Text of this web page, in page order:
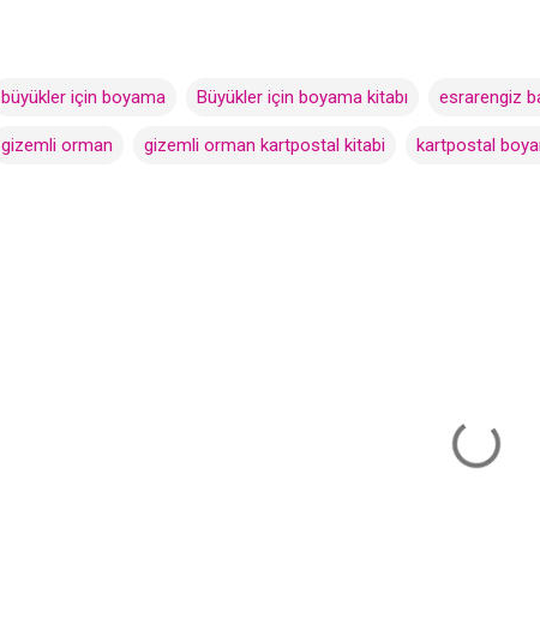
büyükler için boyama Büyükler için boyama kitabı esrarengiz
gizemli orman gizemli orman kartpostal kitabi kartpostal